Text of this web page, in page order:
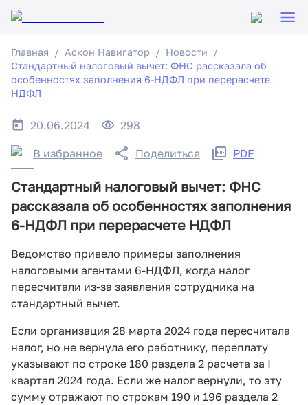
Главная Аскон Навигатор
Новости
Стандартный налоговый вычет: ФНС рассказала об
особенностях заполнения 6-НДФЛ при перерасчете
НДФЛ
20.06.2024 298
В избранное Поделиться PDF
Стандартный налоговый вычет: ФНС
рассказала об особенностях заполнения
6-НДФЛ при перерасчете НДФЛ
Ведомство привело примеры заполнения
налоговыми агентами 6-НДФЛ, когда налог
пересчитали из-за заявления сотрудника на
стандартный вычет.
Если организация 28 марта 2024 года пересчитала
налог, но не вернула его работнику, переплату
указывают по строке 180 раздела 2 расчета за I
квартал 2024 года. Если же налог вернули, то эту
сумму отражают по строкам 190 и 196 раздела 2